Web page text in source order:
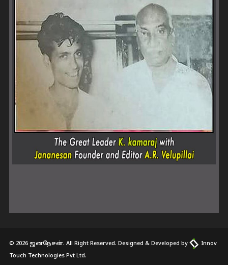
© 2026 ஜனநேசன். All Right Reserved. Designed & Developed by
Innov
Touch Technologies Pvt Ltd.